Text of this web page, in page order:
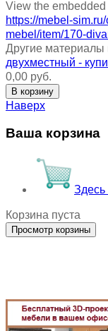
View the
https://mebel-
mebel/item/170-
Другие материалы
двухместный -
0,00 руб.
Наверх
Ваша корзина
Корзина пуста